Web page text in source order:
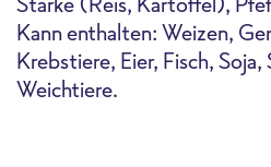
Kann enthalten: Weizen,
Krebstiere, Eier, Fisch, Soja,
Weichtiere.